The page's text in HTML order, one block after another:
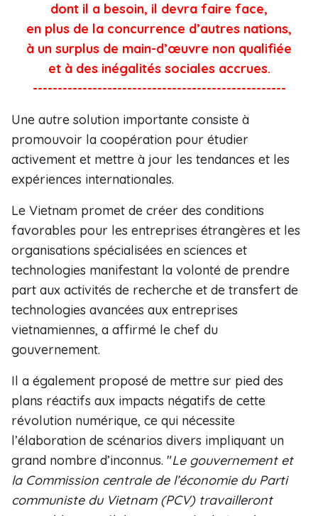
dont il a besoin, il devra faire face,
en plus de la concurrence d’autres nations,
à un surplus de main-d’œuvre non qualifiée
et à des inégalités sociales accrues.
---------------------------------------------------
Une autre solution importante consiste à
promouvoir la coopération pour étudier
activement et mettre à jour les tendances et les
expériences internationales.
Le Vietnam promet de créer des conditions
favorables pour les entreprises étrangères et les
organisations spécialisées en sciences et
technologies manifestant la volonté de prendre
part aux activités de recherche et de transfert de
technologies avancées aux entreprises
vietnamiennes, a affirmé le chef du
gouvernement.
Il a également proposé de mettre sur pied des
plans réactifs aux impacts négatifs de cette
révolution numérique, ce qui nécessite
l’élaboration de scénarios divers impliquant un
grand nombre d’inconnus. "Le gouvernement et
la Commission centrale de l’économie du Parti
communiste du Vietnam (PCV) travailleront